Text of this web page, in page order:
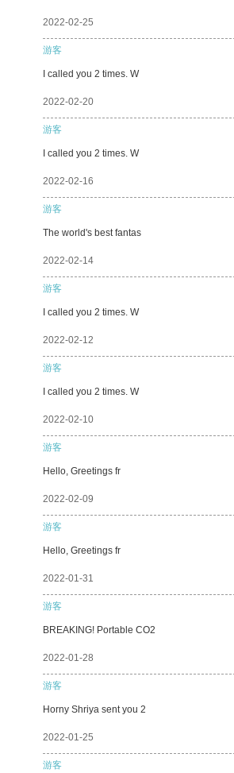
2022-02-25
游客
I called you 2 times. W
2022-02-20
游客
I called you 2 times. W
2022-02-16
游客
The world's best fantas
2022-02-14
游客
I called you 2 times. W
2022-02-12
游客
I called you 2 times. W
2022-02-10
游客
Hello, Greetings fr
2022-02-09
游客
Hello, Greetings fr
2022-01-31
游客
BREAKING! Portable CO2
2022-01-28
游客
Horny Shriya sent you 2
2022-01-25
游客